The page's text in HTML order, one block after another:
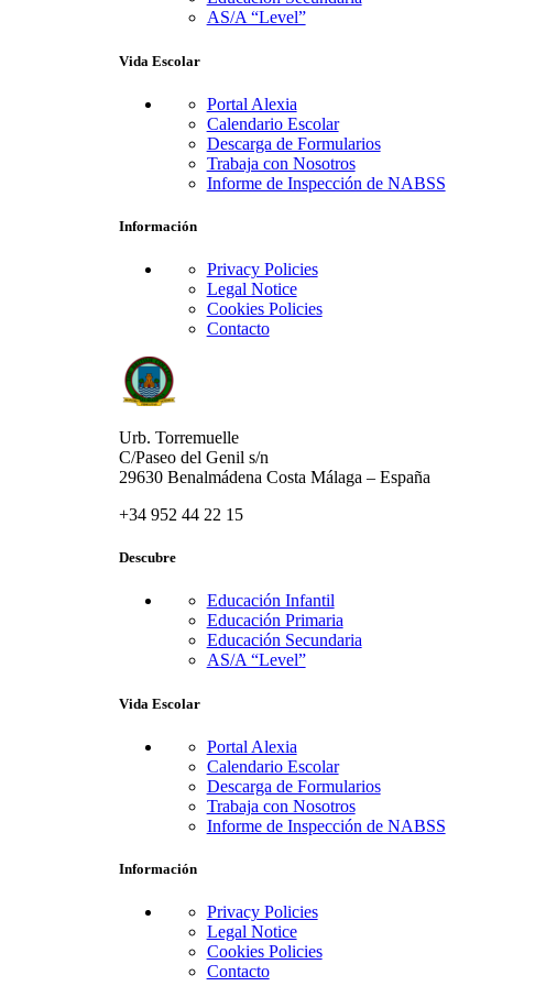
AS/A “Level”
Vida Escolar
Portal Alexia
Calendario Escolar
Descarga de Formularios
Trabaja con Nosotros
Informe de Inspección de NABSS
Información
Privacy Policies
Legal Notice
Cookies Policies
Contacto
Urb. Torremuelle
C/Paseo del Genil s/n
29630 Benalmádena Costa Málaga – España
+34 952 44 22 15
Descubre
Educación Infantil
Educación Primaria
Educación Secundaria
AS/A “Level”
Vida Escolar
Portal Alexia
Calendario Escolar
Descarga de Formularios
Trabaja con Nosotros
Informe de Inspección de NABSS
Información
Privacy Policies
Legal Notice
Cookies Policies
Contacto